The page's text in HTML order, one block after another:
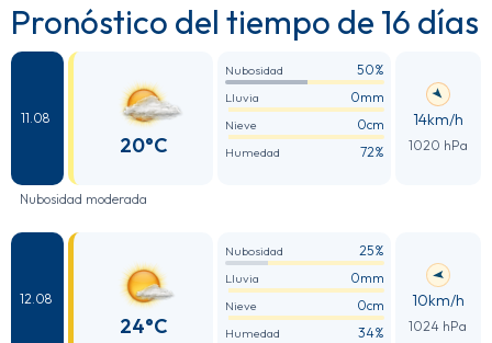
Pronóstico del tiempo de 16 días
11.08
20°C
Nubosidad 50%
Lluvia 0mm
Nieve 0cm
Humedad 72%
14km/h
1020 hPa
Nubosidad moderada
12.08
24°C
Nubosidad 25%
Lluvia 0mm
Nieve 0cm
Humedad 34%
10km/h
1024 hPa